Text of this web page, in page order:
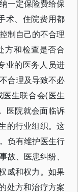
一定保险费给保
术、住院费用都
制自己的不合理
方和检查是否合
业的医务人员进
合理及导致不必
生联合会(医生
医院就会面临诉
的行业组织。这
负有维护医生行
故、医患纠纷、
威和权力。如果
处方和治疗方案